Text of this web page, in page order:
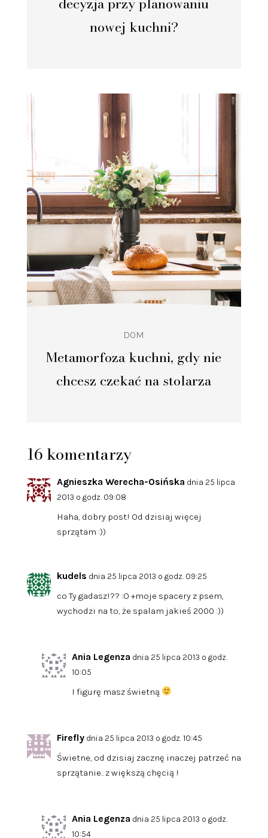
nowej kuchni?
Metamorfoza kuchni, gdy nie
chcesz czekać na stolarza
DOM
16 komentarzy
Agnieszka Werecha-Osińska dnia 25 lipca
2013 o godz. 09:08
Haha, dobry post! Od dzisiaj więcej
sprzątam :))
kudels dnia 25 lipca 2013 o godz. 09:25
co Ty gadasz!?? :O +moje spacery z psem,
wychodzi na to, że spalam jakieś 2000 :))
Ania Legenza dnia 25 lipca 2013 o godz.
10:05
I figurę masz świetną
Firefly dnia 25 lipca 2013 o godz. 10:45
Świetne, od dzisiaj zacznę inaczej patrzeć na
sprzątanie.. z większą chęcią !
Ania Legenza dnia 25 lipca 2013 o godz.
10:54